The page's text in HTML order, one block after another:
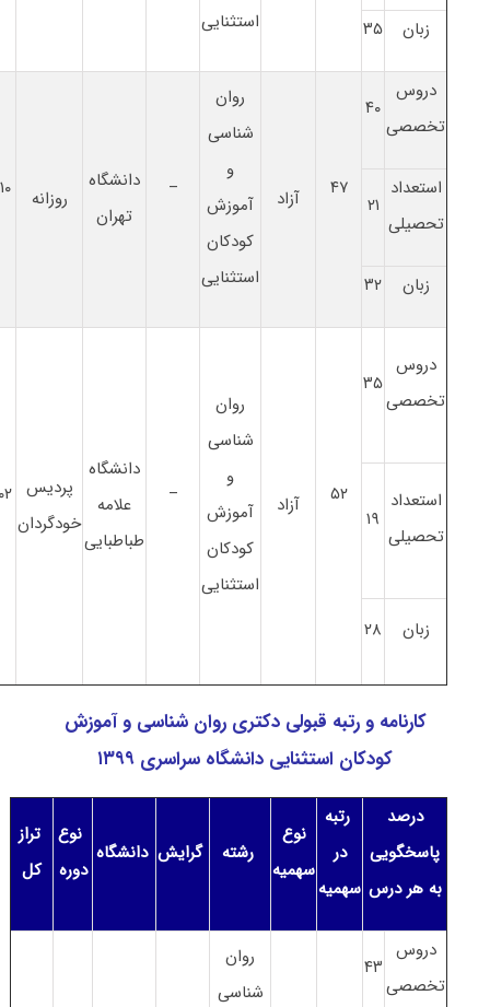
استثنایی
زبان ۳۵
دروس
تخصصی
۴۰
۴۷ آزاد
روان
شناسی
و
آموزش
کودکان
استثنایی
–
دانشگاه
تهران
روزانه
استعداد
تحصیلی
۲۱
زبان ۳۲
دروس
تخصصی
۳۵
۵۲ آزاد
روان
شناسی
و
آموزش
کودکان
استثنایی
–
دانشگاه
علامه
طباطبایی
پردیس
خودگردان
استعداد
تحصیلی
‍۱۹
زبان ۲۸
کارنامه و رتبه قبولی دکتری روان شناسی و آموزش
کودکان استثنایی دانشگاه سراسری ۱۳۹۹
درصد
پاسخگویی
به هر درس
رتبه
در
سهمیه
نوع
سهمیه
رشته گرایش دانشگاه
نوع
دوره
تراز
کل
دروس
تخصصی
۴۳
روان
شناسی